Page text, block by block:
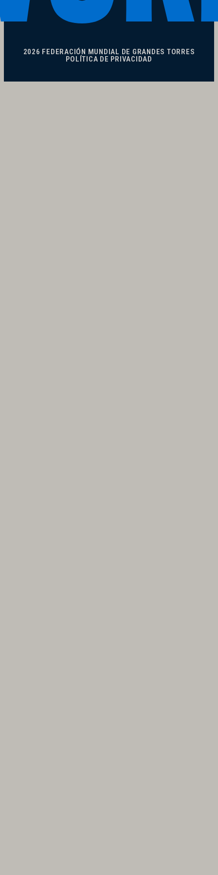
2026 FEDERACIÓN MUNDIAL DE GRANDES TORRES
POLÍTICA DE PRIVACIDAD